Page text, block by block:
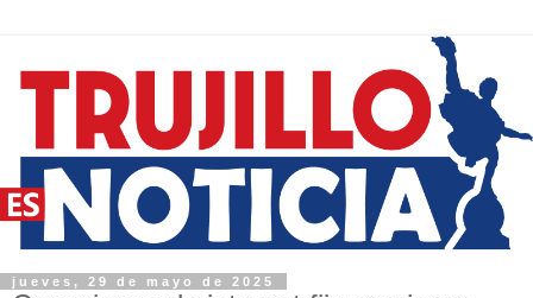
jueves, 29 de mayo de 2025